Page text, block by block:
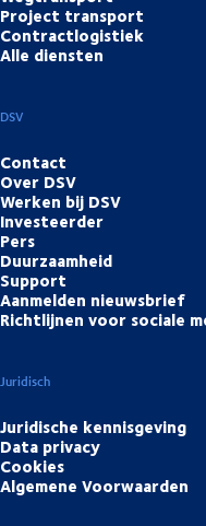
Project transport
Contractlogistiek
Alle diensten
DSV
Contact
Over DSV
Werken bij DSV
Investeerder
Pers
Duurzaamheid
Support
Aanmelden nieuwsbrief
Richtlijnen voor sociale
Juridisch
Juridische kennisgeving
Data privacy
Cookies
Algemene Voorwaarden